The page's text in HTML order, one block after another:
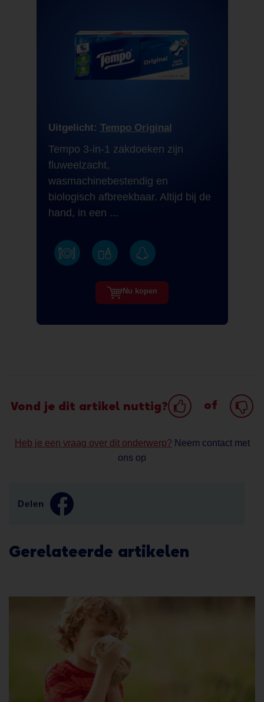
Uitgelicht: Tempo Original
Tempo 3-in-1 zakdoeken zijn
fluweelzacht,
wasmachinebestendig en
biologisch afbreekbaar. Altijd bij de
hand, in een ...
Nu kopen
Vond je dit artikel nuttig? of
Heb je een vraag over dit onderwerp? Neem contact met
ons op
Delen
Gerelateerde artikelen